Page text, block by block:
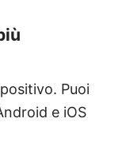
Puoi
e iOS